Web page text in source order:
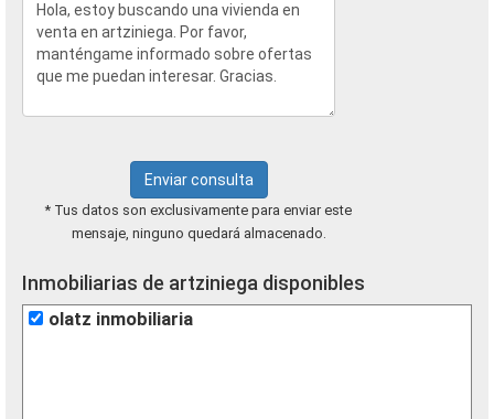
Enviar consulta
* Tus datos son exclusivamente para enviar este
mensaje, ninguno quedará almacenado.
Inmobiliarias de artziniega disponibles
olatz inmobiliaria